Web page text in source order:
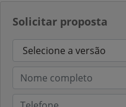
Solicitar proposta